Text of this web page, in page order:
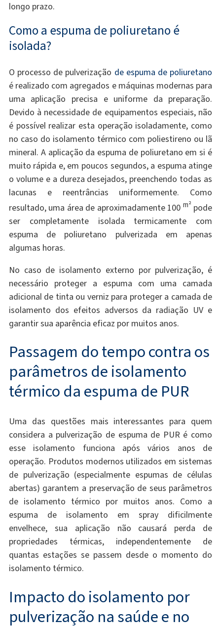
longo prazo.
Como a espuma de poliuretano é
isolada?
O processo de pulverização de espuma de poliuretano
é realizado com agregados e máquinas modernas para
uma aplicação precisa e uniforme da preparação.
Devido à necessidade de equipamentos especiais, não
é possível realizar esta operação isoladamente, como
no caso do isolamento térmico com poliestireno ou lã
mineral. A aplicação da espuma de poliuretano em si é
muito rápida e, em poucos segundos, a espuma atinge
o volume e a dureza desejados, preenchendo todas as
lacunas e reentrâncias uniformemente. Como
resultado, uma área de aproximadamente 100 m²pode
ser completamente isolada termicamente com
espuma de poliuretano pulverizada em apenas
algumas horas.
No caso de isolamento externo por pulverização, é
necessário proteger a espuma com uma camada
adicional de tinta ou verniz para proteger a camada de
isolamento dos efeitos adversos da radiação UV e
garantir sua aparência eficaz por muitos anos.
Passagem do tempo contra os
parâmetros de isolamento
térmico da espuma de PUR
Uma das questões mais interessantes para quem
considera a pulverização de espuma de PUR é como
esse isolamento funciona após vários anos de
operação. Produtos modernos utilizados em sistemas
de pulverização (especialmente espumas de células
abertas) garantem a preservação de seus parâmetros
de isolamento térmico por muitos anos. Como a
espuma de isolamento em spray dificilmente
envelhece, sua aplicação não causará perda de
propriedades térmicas, independentemente de
quantas estações se passem desde o momento do
isolamento térmico.
Impacto do isolamento por
pulverização na saúde e no